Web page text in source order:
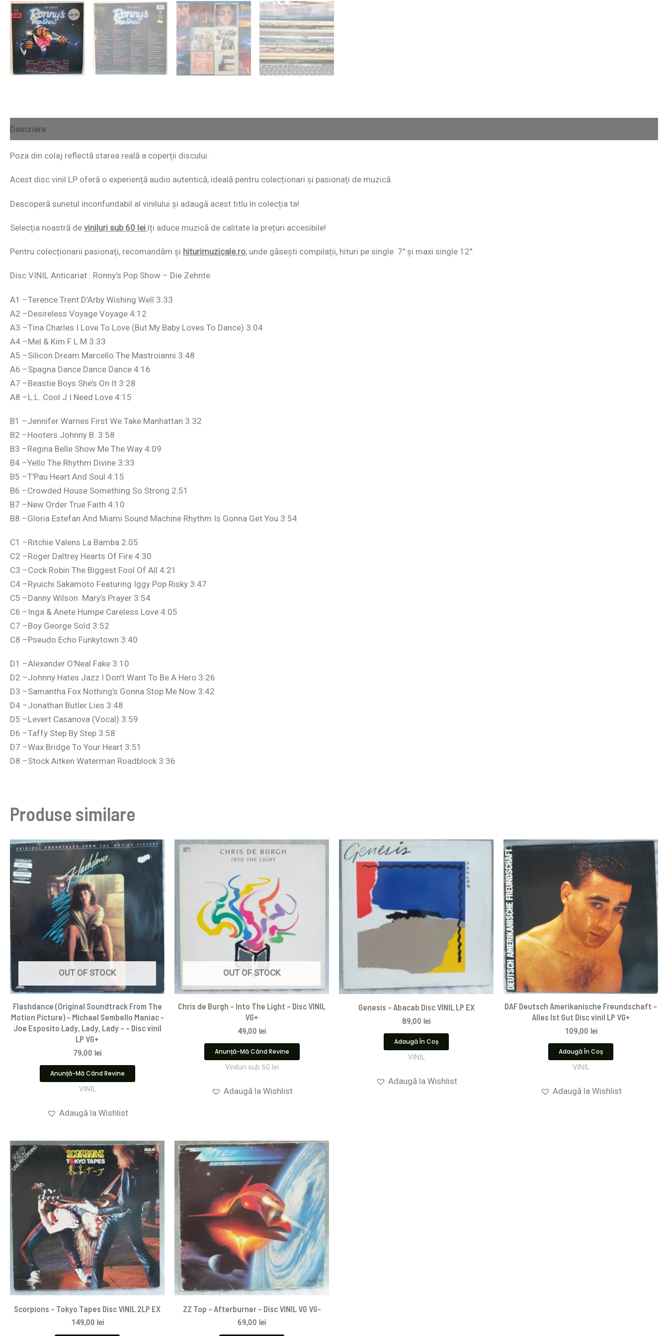
Descriere
Poza din colaj reflectă starea reală a coperții discului.
Acest disc vinil LP oferă o experiență audio autentică, ideală pentru colecționari și pasionați de muzică.
Descoperă sunetul inconfundabil al vinilului și adaugă acest titlu în colecția ta!
Selecția noastră de viniluri sub 60 lei îți aduce muzică de calitate la prețuri accesibile!
Pentru colecționarii pasionați, recomandăm și hiturimuzicale.ro, unde găsești compilații, hituri pe single 7″ și maxi single 12″.
Disc VINIL Anticariat : Ronny’s Pop Show – Die Zehnte
A1 –Terence Trent D’Arby Wishing Well 3:33
A2 –Desireless Voyage Voyage 4:12
A3 –Tina Charles I Love To Love (But My Baby Loves To Dance) 3:04
A4 –Mel & Kim F L M 3:33
A5 –Silicon Dream Marcello The Mastroianni 3:48
A6 –Spagna Dance Dance Dance 4:16
A7 –Beastie Boys She’s On It 3:28
A8 –L.L. Cool J I Need Love 4:15
B1 –Jennifer Warnes First We Take Manhattan 3:32
B2 –Hooters Johnny B. 3:58
B3 –Regina Belle Show Me The Way 4:09
B4 –Yello The Rhythm Divine 3:33
B5 –T’Pau Heart And Soul 4:15
B6 –Crowded House Something So Strong 2:51
B7 –New Order True Faith 4:10
B8 –Gloria Estefan And Miami Sound Machine Rhythm Is Gonna Get You 3:54
C1 –Ritchie Valens La Bamba 2:05
C2 –Roger Daltrey Hearts Of Fire 4:30
C3 –Cock Robin The Biggest Fool Of All 4:21
C4 –Ryuichi Sakamoto Featuring Iggy Pop Risky 3:47
C5 –Danny Wilson Mary’s Prayer 3:54
C6 –Inga & Anete Humpe Careless Love 4:05
C7 –Boy George Sold 3:52
C8 –Pseudo Echo Funkytown 3:40
D1 –Alexander O’Neal Fake 3:10
D2 –Johnny Hates Jazz I Don’t Want To Be A Hero 3:26
D3 –Samantha Fox Nothing’s Gonna Stop Me Now 3:42
D4 –Jonathan Butler Lies 3:48
D5 –Levert Casanova (Vocal) 3:59
D6 –Taffy Step By Step 3:58
D7 –Wax Bridge To Your Heart 3:51
D8 –Stock Aitken Waterman Roadblock 3:36
Produse similare
OUT OF STOCK
Flashdance (Original Soundtrack From The
Motion Picture) – Michael Sembello Maniac -
Joe Esposito Lady, Lady, Lady – – Disc vinil
LP VG+
79,00 lei
Anunță-Mă Când Revine
VINIL
Adaugă la Wishlist
OUT OF STOCK
Chris de Burgh – Into The Light – Disc VINIL
VG+
49,00 lei
Anunță-Mă Când Revine
Viniluri sub 60 lei
Adaugă la Wishlist
Genesis – Abacab Disc VINIL LP EX
89,00 lei
Adaugă În Coș
VINIL
Adaugă la Wishlist
DAF Deutsch Amerikanische Freundschaft –
Alles Ist Gut Disc vinil LP VG+
109,00 lei
Adaugă În Coș
VINIL
Adaugă la Wishlist
Scorpions ‎– Tokyo Tapes Disc VINIL 2LP EX
149,00 lei
ZZ Top – Afterburner – Disc VINIL VG VG-
69,00 lei